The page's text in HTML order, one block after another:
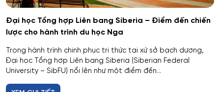
Kaluga
Voronezh
Báo chí
Bản đồ và Địa tin học
Bảo mật công nghệ thông tin trong thực thi pháp luật
Bảo mật máy tính
Đại học Tổng hợp Liên bang Siberia – Điểm đến chiến
lược cho hành trình du học Nga
Trong hành trình chinh phục tri thức tại xứ sở bạch dương,
Đại học Tổng hợp Liên bang Siberia (Siberian Federal
University – SibFU) nổi lên như một điểm đến...